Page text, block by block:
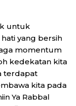
untuk
yang bersih
momentum
kedekatan kita
terdapat
kita pada
Ya Rabbal